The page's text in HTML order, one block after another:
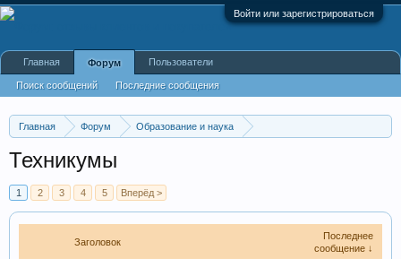
Войти или зарегистрироваться
Главная Форум
Образование и наука
Техникумы
1 2 3 4 5 Вперёд >
Заголовок
Последнее
сообщение ↓
Главная Форум
Поиск сообщений Последние сообщения
Пользователи